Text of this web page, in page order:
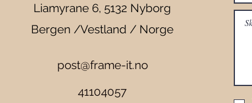
Liamyrane 6, 5132 Nyborg
Bergen /Vestland / Norge
post@frame-it.no
41104057